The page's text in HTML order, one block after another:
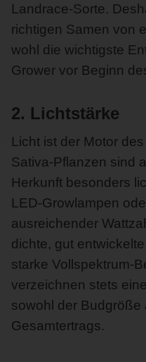
Landrace-Sorte.
richtigen Samen von
wohl die wichtigste
Grower vor Beginn
2. Lichtstärke
Licht ist der Motor
Sativa-Pflanzen sind
Herkunft besonders
LED-Growlampen
ausreichender
dichte, gut
starke Vollspektrum-
verzeichnen stets
sowohl der Budgröße
Gesamtertrags.